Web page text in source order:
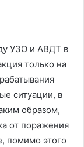
УЗО и АВДТ в
только на
ситуации, в
образом,
от поражения
помимо этого